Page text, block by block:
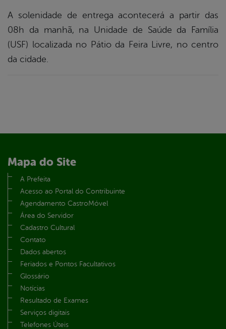
A solenidade de entrega acontecerá a partir das
08h da manhã, na Unidade de Saúde da Família
(USF) localizada no Pátio da Feira Livre, no centro
da cidade.
Mapa do Site
A Prefeita
Acesso ao Portal do Contribuinte
Agendamento CastroMóvel
Área do Servidor
Cadastro Cultural
Contato
Dados abertos
Feriados e Pontos Facultativos
Glossário
Notícias
Resultado de Exames
Serviços digitais
Telefones Úteis